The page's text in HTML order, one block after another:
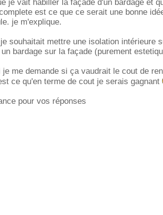
je vait habiller la façade d'un bardage et
est ce que ce serait une bonne
je m'explique.
souhaitait mettre une isolation intérieure
bardage sur la façade (purement
je me demande si ça vaudrait le cout de
ce qu'en terme de cout je serais gagnant
pour vos réponses